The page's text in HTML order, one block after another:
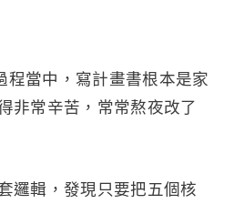
程當中，寫計畫書根本是家
非常辛苦，常常熬夜改了
邏輯，發現只要把五個核